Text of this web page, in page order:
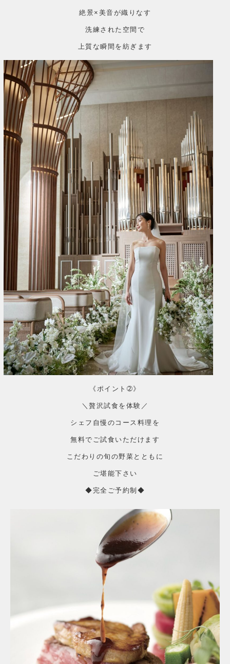
絶景×美音が織りなす
洗練された空間で
上質な瞬間を紡ぎます
《ポイント➁》
＼贅沢試食を体験／
シェフ自慢のコース料理を
無料でご試食いただけます
こだわりの旬の野菜とともに
ご堪能下さい
◆完全ご予約制◆